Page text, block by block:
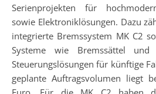
Serienprojekten für
sowie Elektroniklösungen. Dazu
integrierte Bremssystem MK C2
Systeme wie Bremssättel und
Steuerungslösungen für künftige
geplante Auftragsvolumen liegt